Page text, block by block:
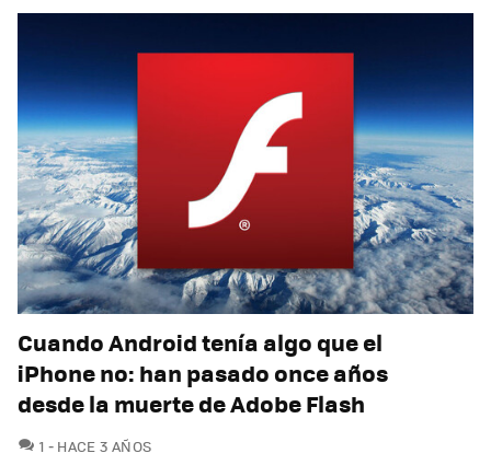
Cuando Android tenía algo que el
iPhone no: han pasado once años
desde la muerte de Adobe Flash
1 COMENTARIOS
HACE 3 AÑOS